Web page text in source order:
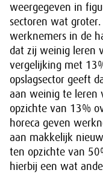
weergegeven in
sectoren wat
werknemers in de
dat zij weinig leren
vergelijking met
opslagsector geeft
aan weinig te leren
opzichte van 13%
horeca geven
aan makkelijk
ten opzichte van
hierbij een wat